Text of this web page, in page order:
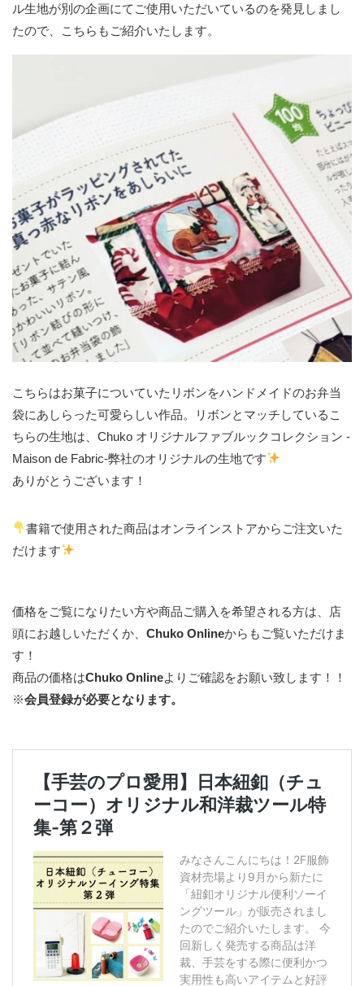
ル生地が別の企画にてご使用いただいているのを発見しまし
たので、こちらもご紹介いたします。
こちらはお菓子についていたリボンをハンドメイドのお弁当
袋にあしらった可愛らしい作品。リボンとマッチしているこ
ちらの生地は、Chuko オリジナルファブルックコレクション -
Maison de Fabric-弊社のオリジナルの生地です
ありがとうございます！
書籍で使用された商品はオンラインストアからご注文いた
だけます
価格をご覧になりたい方や商品ご購入を希望される方は、店
頭にお越しいただくか、 Chuko Onlineからもご覧いただけま
す！
商品の価格はChuko Onlineよりご確認をお願い致します！！
※会員登録が必要となります。